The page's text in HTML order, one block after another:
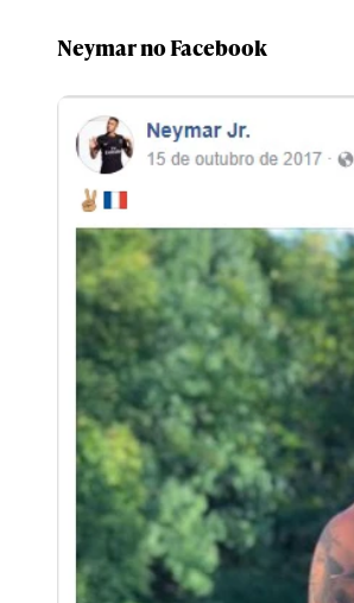
Neymar no Facebook